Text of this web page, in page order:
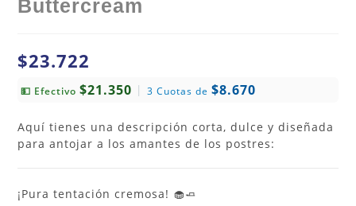
Buttercream
$23.722
💵 Efectivo$21.350 | 3 Cuotas de$8.670
Aquí tienes una descripción corta, dulce y diseñada
para antojar a los amantes de los postres:
¡Pura tentación cremosa! 🧁🧈